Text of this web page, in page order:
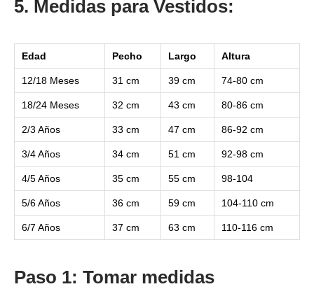
5. Medidas para Vestidos:
Edad Pecho Largo Altura
12/18 Meses 31 cm 39 cm 74-80 cm
18/24 Meses 32 cm 43 cm 80-86 cm
2/3 Años 33 cm 47 cm 86-92 cm
3/4 Años 34 cm 51 cm 92-98 cm
4/5 Años 35 cm 55 cm 98-104
5/6 Años 36 cm 59 cm 104-110 cm
6/7 Años 37 cm 63 cm 110-116 cm
Paso 1: Tomar medidas